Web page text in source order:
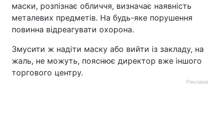
Інтерв'ю Думки
Контакти
Послуги
маски, розпізнає обличчя, визначає наявність
металевих предметів. На будь-яке порушення
повинна відреагувати охорона.
Змусити ж надіти маску або вийти із закладу, на
жаль, не можуть, пояснює директор вже іншого
торгового центру.
Реклама